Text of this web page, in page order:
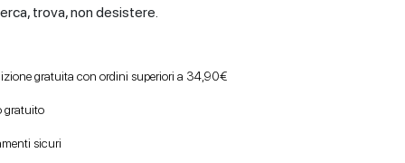
trova, non desistere.
gratuita con ordini superiori a 34,90€
gratuito
sicuri